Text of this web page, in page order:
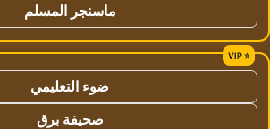
ماسنجر المسلم
ضوء التعليمي
صحيفة برق